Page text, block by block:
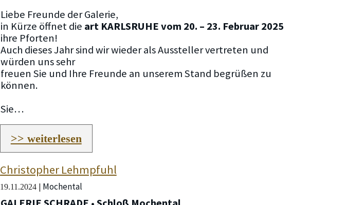
Liebe Freunde der Galerie,
in Kürze öffnet die art KARLSRUHE vom 20. – 23. Februar 2025
ihre Pforten!
Auch dieses Jahr sind wir wieder als Aussteller vertreten und
würden uns sehr
freuen Sie und Ihre Freunde an unserem Stand begrüßen zu
können.
Sie…
>> weiterlesen
Christopher Lehmpfuhl
19.11.2024 | Mochental